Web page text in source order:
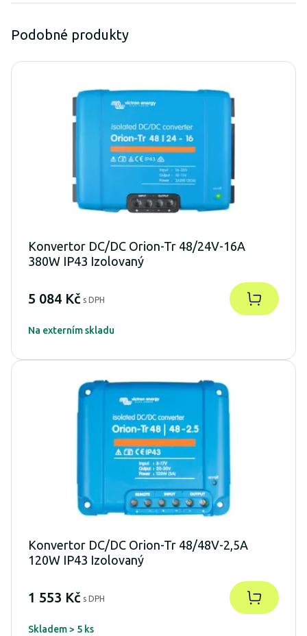
Podobné produkty
Konvertor DC/DC Orion-Tr 48/24V-16A
380W IP43 Izolovaný
5 084 Kč s DPH
Na externím skladu
Konvertor DC/DC Orion-Tr 48/48V-2,5A
120W IP43 Izolovaný
1 553 Kč s DPH
Skladem > 5 ks